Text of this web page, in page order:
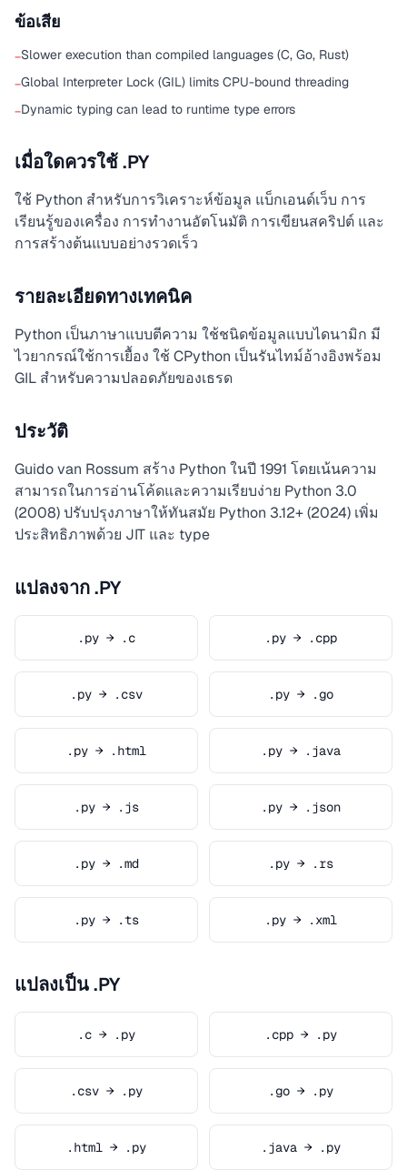
ข้อเสีย
−Slower execution than compiled languages (C, Go, Rust)
−Global Interpreter Lock (GIL) limits CPU-bound threading
−Dynamic typing can lead to runtime type errors
เมื่อใดควรใช้ .PY
ใช้ Python สำหรับการวิเคราะห์ข้อมูล แบ็กเอนด์เว็บ การ
เรียนรู้ของเครื่อง การทำงานอัตโนมัติ การเขียนสคริปต์ และ
การสร้างต้นแบบอย่างรวดเร็ว
รายละเอียดทางเทคนิค
Python เป็นภาษาแบบตีความ ใช้ชนิดข้อมูลแบบไดนามิก มี
ไวยากรณ์ใช้การเยื้อง ใช้ CPython เป็นรันไทม์อ้างอิงพร้อม
GIL สำหรับความปลอดภัยของเธรด
ประวัติ
Guido van Rossum สร้าง Python ในปี 1991 โดยเน้นความ
สามารถในการอ่านโค้ดและความเรียบง่าย Python 3.0
(2008) ปรับปรุงภาษาให้ทันสมัย Python 3.12+ (2024) เพิ่ม
ประสิทธิภาพด้วย JIT และ type
แปลงจาก .PY
.py → .c .py → .cpp
.py → .csv .py → .go
.py → .html .py → .java
.py → .js .py → .json
.py → .md .py → .rs
.py → .ts .py → .xml
แปลงเป็น .PY
.c → .py .cpp → .py
.csv → .py .go → .py
.html → .py .java → .py